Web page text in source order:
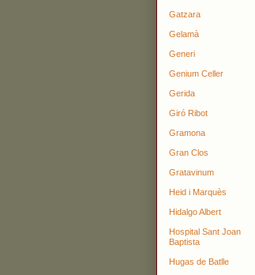
Gatzara
Gelamà
Generi
Genium Celler
Gerida
Giró Ribot
Gramona
Gran Clos
Gratavinum
Heid i Marquès
Hidalgo Albert
Hospital Sant Joan
Baptista
Hugas de Batlle